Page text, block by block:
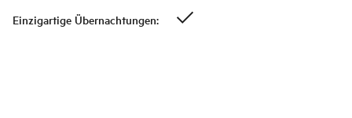
Einzigartige Übernachtungen: